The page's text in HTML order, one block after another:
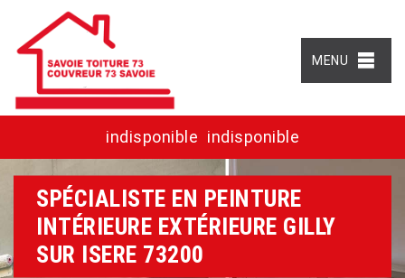
MENU
indisponible indisponible
SPÉCIALISTE EN PEINTURE
INTÉRIEURE EXTÉRIEURE GILLY
SUR ISERE 73200